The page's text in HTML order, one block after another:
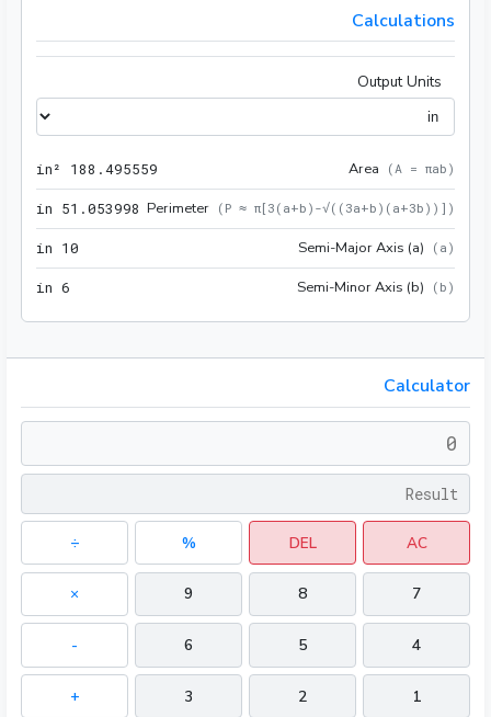
Calculations
Output Units
Area ( A = πab )
188 .495559
Perimeter ( P ≈ π[3(a+b)-√((3a+b)(a+3b))] )
51 .053998
Semi-Major Axis (a) ( a )
10
Semi-Minor Axis (b) ( b )
6
Calculator
AC
DEL
%
÷
7
8
9
×
4
5
6
-
1
2
3
+